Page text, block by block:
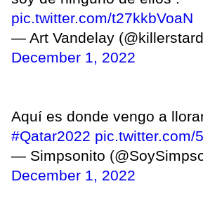
pic.twitter.com/t27kkbVoaN
— Art Vandelay
December 1, 2022
Aquí es donde vengo a
#Qatar2022 pic.twitter.com/
— Simpsonito
December 1, 2022